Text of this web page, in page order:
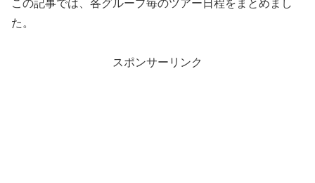
この記事では、各グループ毎のツアー日程をまとめまし
た。
スポンサーリンク